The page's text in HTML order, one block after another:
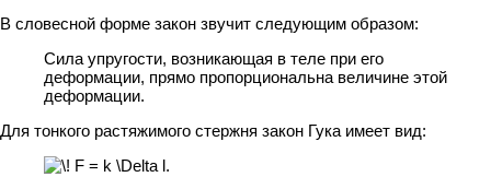
В словесной форме закон звучит следующим образом:
Сила упругости, возникающая в теле при его
деформации, прямо пропорциональна величине этой
деформации.
Для тонкого растяжимого стержня закон Гука имеет вид: